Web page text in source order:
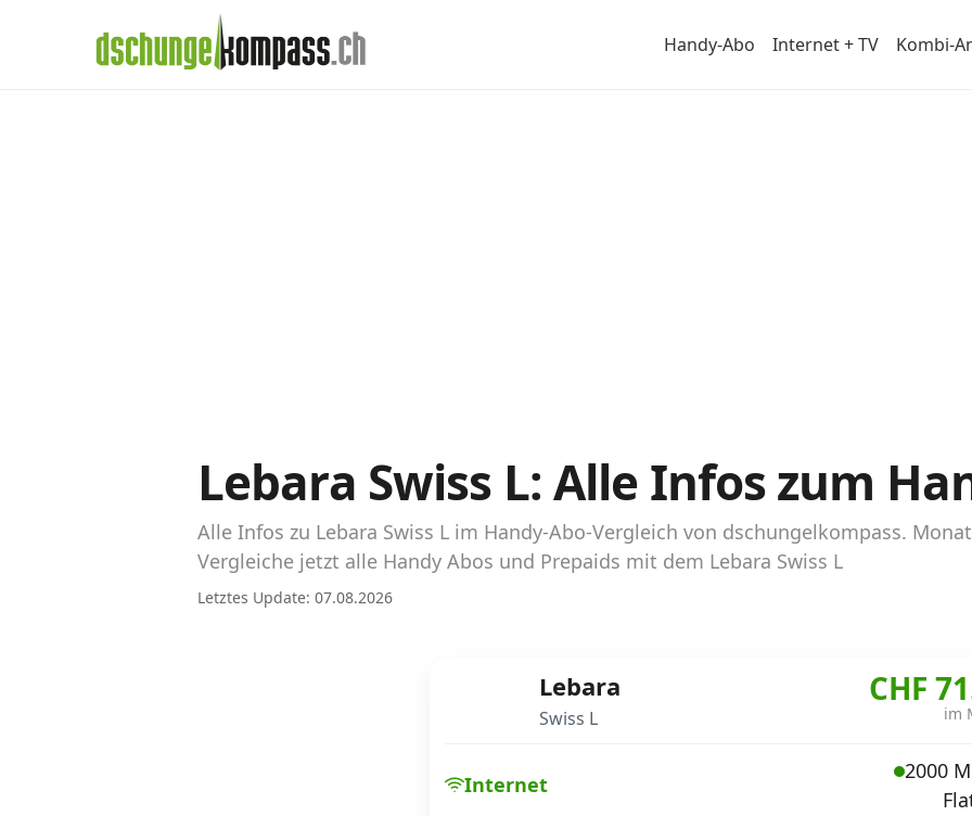
Handy-Abo Internet + TV Kombi-
Daten-Abos vergleichen
Abos für Tablets, Hotspots und Smart
Tarifrechner Handy-Abo
Der gute alte Tarifrechner im neuen Design
Lebara Swiss L: Alle Infos zum
Alle Infos zu Lebara Swiss L im Handy-Abo-Vergleich von dschungelkompass.
Vergleiche jetzt alle Handy Abos und Prepaids mit dem Lebara Swiss L
Letztes Update: 07.08.2026
Lebara
Swiss L
CHF
im
Internet
2000